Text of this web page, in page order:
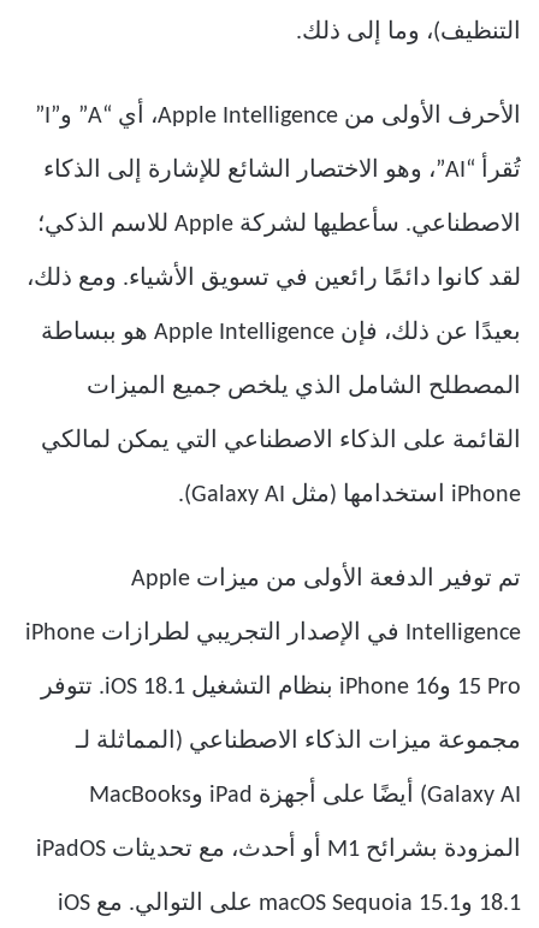
التنظيف)، وما إلى ذلك.
الأحرف الأولى من Apple Intelligence، أي “A” و”I”
تُقرأ “AI”، وهو الاختصار الشائع للإشارة إلى الذكاء
الاصطناعي. سأعطيها لشركة Apple للاسم الذكي؛
لقد كانوا دائمًا رائعين في تسويق الأشياء. ومع ذلك،
بعيدًا عن ذلك، فإن Apple Intelligence هو ببساطة
المصطلح الشامل الذي يلخص جميع الميزات
القائمة على الذكاء الاصطناعي التي يمكن لمالكي
iPhone استخدامها (مثل Galaxy AI).
تم توفير الدفعة الأولى من ميزات Apple
Intelligence في الإصدار التجريبي لطرازات iPhone
15 Pro وiPhone 16 بنظام التشغيل iOS 18.1. تتوفر
مجموعة ميزات الذكاء الاصطناعي (المماثلة لـ
Galaxy AI) أيضًا على أجهزة iPad وMacBooks
المزودة بشرائح M1 أو أحدث، مع تحديثات iPadOS
18.1 وmacOS Sequoia 15.1 على التوالي. مع iOS